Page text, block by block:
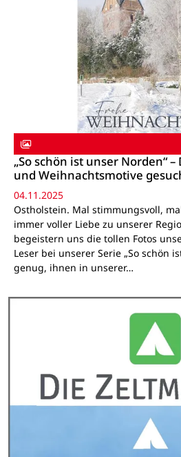
„So schön ist unser Norden“
und Weihnachtsmotive
04.11.2025
Ostholstein. Mal stimmungsvoll,
immer voller Liebe zu unserer
begeistern uns die tollen Fotos
Leser bei unserer Serie „So schön
genug, ihnen in unserer…